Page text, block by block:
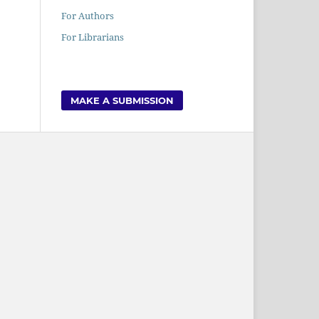
For Authors
For Librarians
MAKE A SUBMISSION